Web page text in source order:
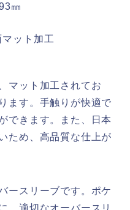
㎜
ット加工
マット加工されてお
ます。手触りが快適で
できます。また、日本
ため、高品質な仕上が
ースリーブです。ポケ
、適切なオーバースリ